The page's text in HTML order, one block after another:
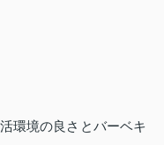
環境の良さとバーベキ